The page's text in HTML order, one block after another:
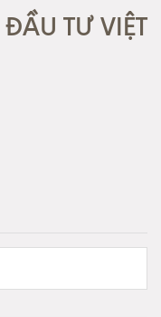
TƯ VIỆT